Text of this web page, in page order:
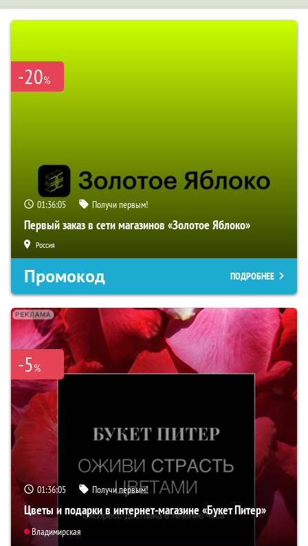
-20%
01:36:04 Получи первым!
Первый заказ в сети магазинов «Золотое Яблоко»
Россия
Промокод ПОДРОБНЕЕ
-5%
01:36:04 Получи первым!
Цветы и подарки в интернет-магазине «Букет Питер»
Владимирская